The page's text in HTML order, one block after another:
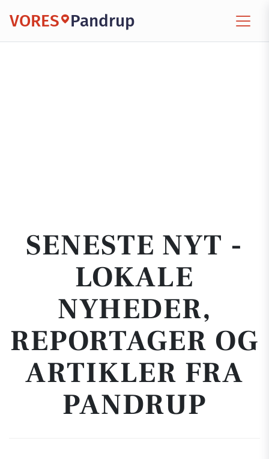
VORES Pandrup
SENESTE NYT -
LOKALE
NYHEDER,
REPORTAGER OG
ARTIKLER FRA
PANDRUP